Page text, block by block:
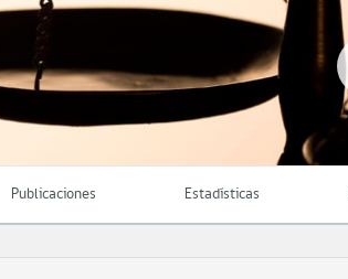
Publicaciones Estadísticas